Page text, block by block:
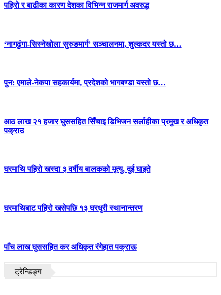
पहिरो र बाढीका कारण देशका विभिन्न राजमार्ग अवरुद्ध
‘नागढुंगा-सिस्नेखोला सुरुङमार्ग’ सञ्चालनमा, शुल्कदर यस्तो छ…
पुन: एमाले-नेकपा सहकार्यमा, प्रदेशको भागबण्डा यस्तो छ…
आठ लाख २१ हजार घुससहित सिँचाइ डिभिजन सर्लाहीका प्रमुख र अधिकृत
पक्राउ
घरमाथि पहिरो खस्दा ३ वर्षीय बालकको मृत्यु, दुई घाइते
घरमाथिबाट पहिरो खसेपछि १३ घरधुरी स्थानान्तरण
पाँच लाख घुससहित कर अधिकृत रंगेहात पक्राऊ
ट्रेन्डिङ्ग